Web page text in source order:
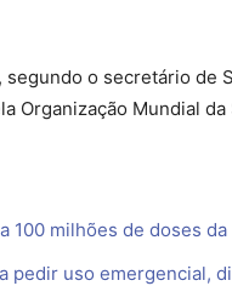
segundo o secretário de
Organização Mundial da
100 milhões de doses da
pedir uso emergencial,